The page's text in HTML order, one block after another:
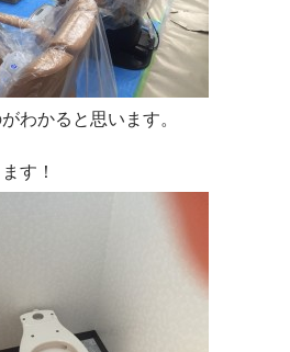
わかると思います。
す！